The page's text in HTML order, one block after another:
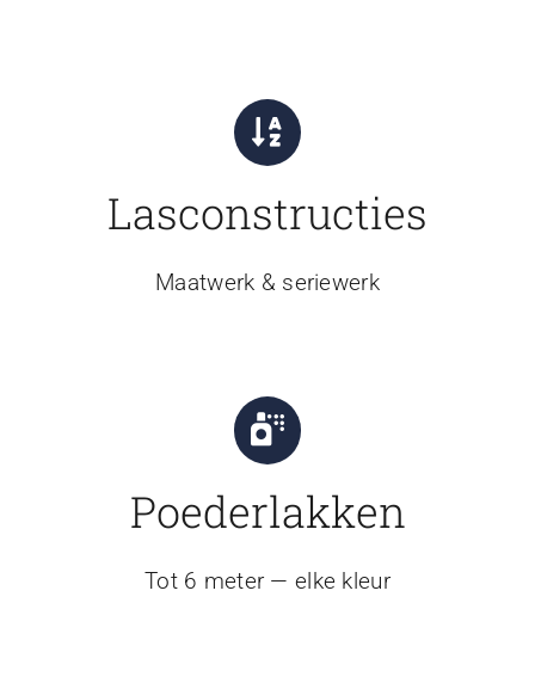
Lasconstructies
Maatwerk & seriewerk
Poederlakken
Tot 6 meter — elke kleur